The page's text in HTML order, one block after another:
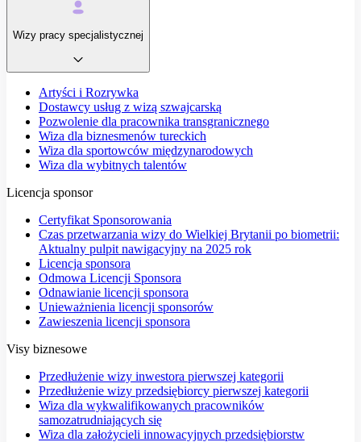
Wizy pracy specjalistycznej
Artyści i Rozrywka
Dostawcy usług z wizą szwajcarską
Pozwolenie dla pracownika transgranicznego
Wiza dla biznesmenów tureckich
Wiza dla sportowców międzynarodowych
Wiza dla wybitnych talentów
Licencja sponsor
Certyfikat Sponsorowania
Czas przetwarzania wizy do Wielkiej Brytanii po biometrii:
Aktualny pulpit nawigacyjny na 2025 rok
Licencja sponsora
Odmowa Licencji Sponsora
Odnawianie licencji sponsora
Unieważnienia licencji sponsorów
Zawieszenia licencji sponsora
Visy biznesowe
Przedłużenie wizy inwestora pierwszej kategorii
Przedłużenie wizy przedsiębiorcy pierwszej kategorii
Wiza dla wykwalifikowanych pracowników
samozatrudniających się
Wiza dla założycieli innowacyjnych przedsiębiorstw